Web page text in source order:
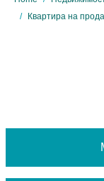
Квартира на